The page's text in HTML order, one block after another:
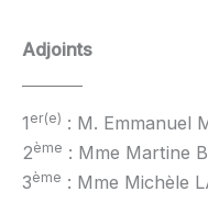
Adjoints
1 er(e) : M. Emmanuel
2ème : Mme Martine
3ème : Mme Michèle